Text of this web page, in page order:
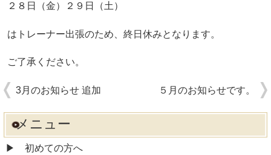
２８日（金）２９日（土）
はトレーナー出張のため、終日休みとなります。
ご了承ください。
3月のお知らせ 追加 ５月のお知らせです。
メニュー
初めての方へ